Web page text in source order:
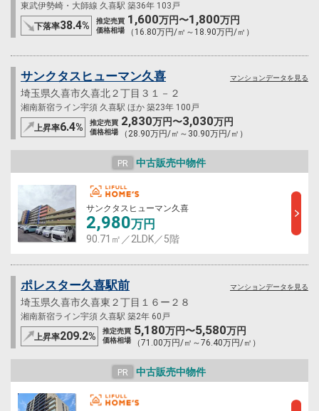
東武伊勢崎・大師線 久喜駅 築36年 103戸
下落率38.4%
推定売買
価格相場
1,600万円〜1,800万円
（16.80万円/㎡～18.90万円/㎡）
サンクタスヒューマン久喜
埼玉県久喜市久喜北２丁目３１－２
湘南新宿ライン宇須 久喜駅 ほか 築23年 100戸
上昇率6.4%
推定売買
価格相場
2,830万円〜3,030万円
（28.90万円/㎡～30.90万円/㎡）
マンションデータを見る
PR 中古販売中物件
サンクタスヒューマン久喜
2,980万円
90.71㎡／2LDK／5階
ポレスター久喜駅前
埼玉県久喜市久喜東２丁目１６ー２８
湘南新宿ライン宇須 久喜駅 築2年 60戸
上昇率209.2%
推定売買
価格相場
5,180万円〜5,580万円
（71.00万円/㎡～76.40万円/㎡）
マンションデータを見る
PR 中古販売中物件